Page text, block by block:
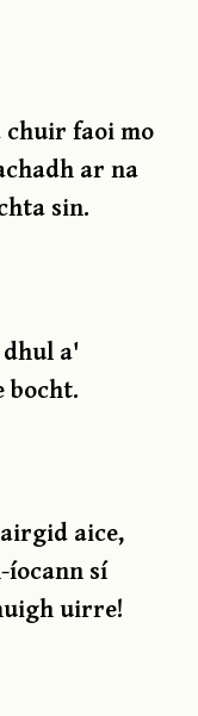
faoi mo
ar na
sin.
a'
bocht.
aice,
íocann sí
uirre!